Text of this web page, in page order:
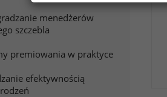
menedżerów
szczebla
premiowania w praktyce
efektywnością